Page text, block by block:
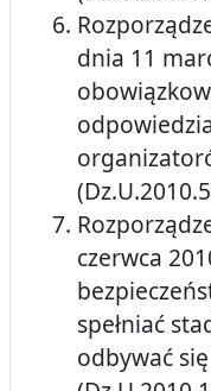
dnia 11
czerwca
spełniać
odbywać